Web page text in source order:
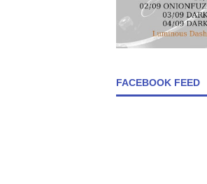
FACEBOOK FEED